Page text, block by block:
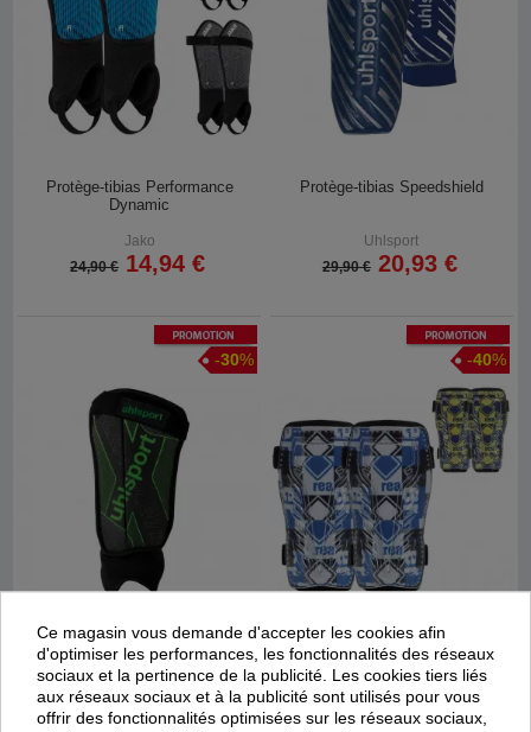
Protège-tibias Performance
Dynamic
Jako
24,90 € 14,94 €
Protège-tibias Speedshield
Uhlsport
29,90 € 20,93 €
Promotion
-30%
Protège-tibias Flex Plate
Promotion
-40%
Protège-tibias Takle ID
Ce magasin vous demande d'accepter les cookies afin
d'optimiser les performances, les fonctionnalités des réseaux
sociaux et la pertinence de la publicité. Les cookies tiers liés
aux réseaux sociaux et à la publicité sont utilisés pour vous
offrir des fonctionnalités optimisées sur les réseaux sociaux,